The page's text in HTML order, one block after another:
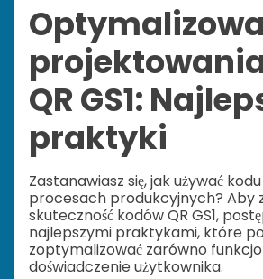
QR GS1:
praktyki
Zastanawiasz się, jak używać kodu
procesach produkcyjnych? Aby
skuteczność kodów QR GS1,
najlepszymi praktykami, które
zoptymalizować zarówno
doświadczenie użytkownika.